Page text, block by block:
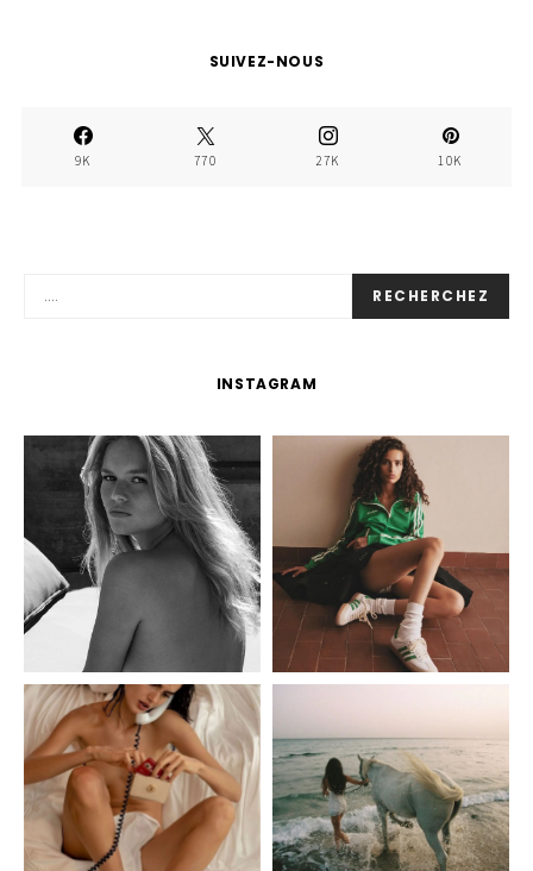
SUIVEZ-NOUS
9K 770 27K 10K
RECHERCHEZ
INSTAGRAM